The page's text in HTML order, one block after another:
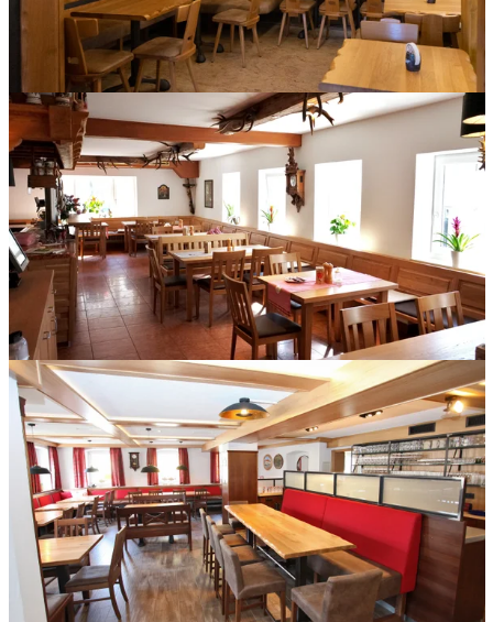
Umlaufende Eckbank mit Vollpolstersitz, Rückenlehne Eiche
massiv mit abgeschlagenen Kanten im Bassd scho in
Zirndorf.
Rustikale Holztöne für einen urigen Charakter in der Alte Post
in Hofstetten.